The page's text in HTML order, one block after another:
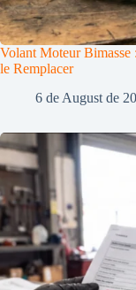
Volant Moteur Bimasse
le Remplacer
6 de August de